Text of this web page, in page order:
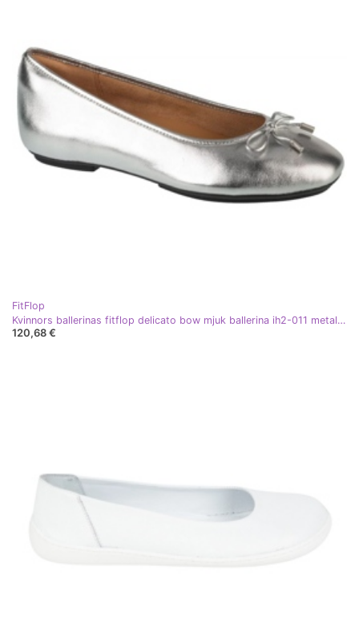
FitFlop
Kvinnors ballerinas fitflop delicato bow mjuk ballerina ih2-011 metallic med en båge silver
120,68 €